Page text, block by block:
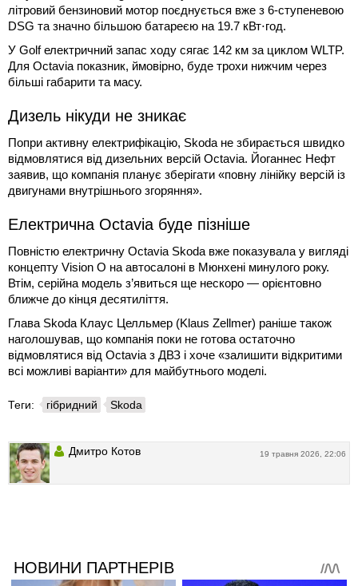
літровий бензиновий мотор поєднується вже з 6-ступеневою
DSG та значно більшою батареєю на 19.7 кВт⋅год.
У Golf електричний запас ходу сягає 142 км за циклом WLTP.
Для Octavia показник, ймовірно, буде трохи нижчим через
більші габарити та масу.
Дизель нікуди не зникає
Попри активну електрифікацію, Skoda не збирається швидко
відмовлятися від дизельних версій Octavia. Йоганнес Нефт
заявив, що компанія планує зберігати «повну лінійку версій із
двигунами внутрішнього згоряння».
Електрична Octavia буде пізніше
Повністю електричну Octavia Skoda вже показувала у вигляді
концепту Vision O на автосалоні в Мюнхені минулого року.
Втім, серійна модель з’явиться ще нескоро — орієнтовно
ближче до кінця десятиліття.
Глава Skoda Клаус Целльмер (Klaus Zellmer) раніше також
наголошував, що компанія поки не готова остаточно
відмовлятися від Octavia з ДВЗ і хоче «залишити відкритими
всі можливі варіанти» для майбутнього моделі.
Теги: гібридний Skoda
19 травня 2026, 22:06
Дмитро Котов